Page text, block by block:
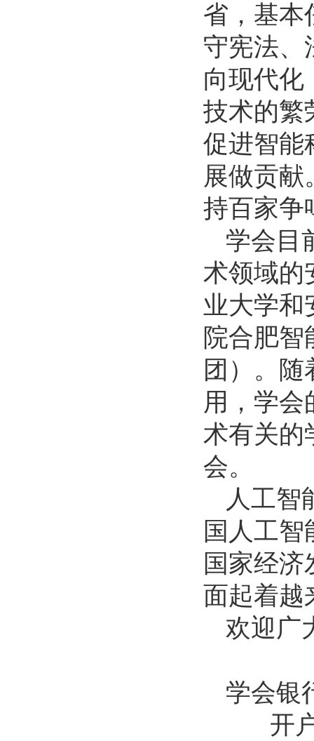
省，基本
守宪法、
向现代化
技术的繁
促进智能
展做贡献
持百家争
学会目
术领域的
业大学和
院合肥
团）。
用，学会
术有关的
会。
人工智
国人工
国家经
面起着越
欢迎广
学会银
开户